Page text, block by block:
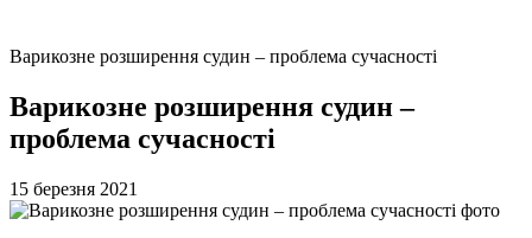
Варикозне розширення судин – проблема сучасності
Варикозне розширення судин –
проблема сучасності
15 березня 2021